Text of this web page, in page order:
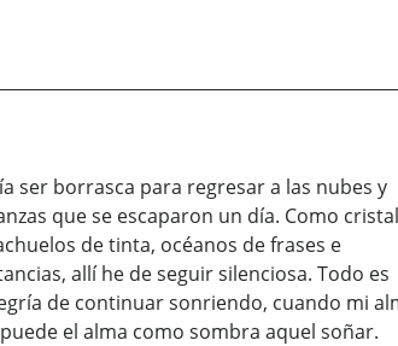
ser borrasca para regresar a las nubes y
que se escaparon un día. Como
de tinta, océanos de frases e
allí he de seguir silenciosa. Todo es
de continuar sonriendo, cuando mi
el alma como sombra aquel soñar.